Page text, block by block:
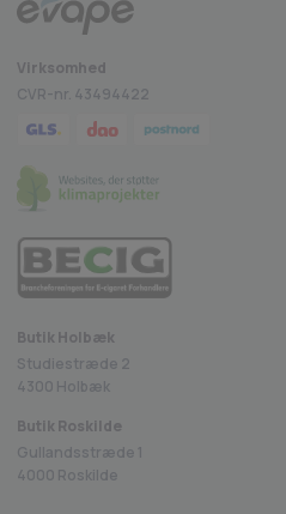
Virksomhed
CVR-nr. 43494422
Butik Holbæk
Studiestræde 2
4300 Holbæk
Butik Roskilde
Gullandsstræde 1
4000 Roskilde